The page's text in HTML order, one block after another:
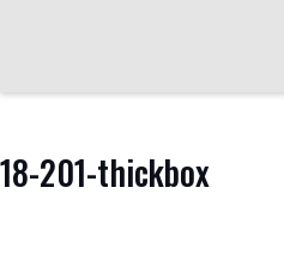
18-201-thickbox